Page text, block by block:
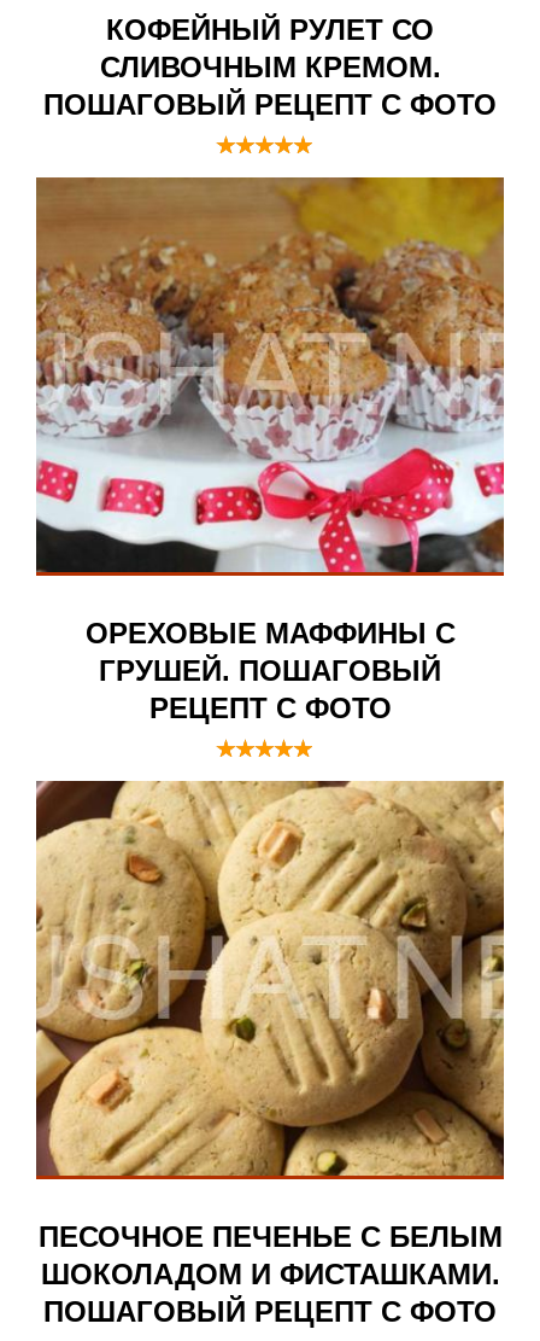
КОФЕЙНЫЙ РУЛЕТ СО
СЛИВОЧНЫМ КРЕМОМ.
ПОШАГОВЫЙ РЕЦЕПТ С ФОТО
ОРЕХОВЫЕ МАФФИНЫ С
ГРУШЕЙ. ПОШАГОВЫЙ
РЕЦЕПТ С ФОТО
ПЕСОЧНОЕ ПЕЧЕНЬЕ С БЕЛЫМ
ШОКОЛАДОМ И ФИСТАШКАМИ.
ПОШАГОВЫЙ РЕЦЕПТ С ФОТО